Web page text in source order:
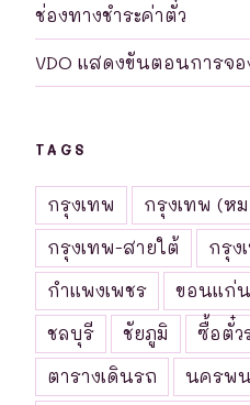
ช่องทางชำระค่าตั๋ว
VDO แสดงขันตอนการจอ
TAGS
กรุงเทพ
กรุงเทพ (ห
กรุงเทพ-สายใต้
กรุง
กำแพงเพชร
ขอนแก่น
ชลบุรี
ชัยภูมิ ซื้อตั๋ว
ตารางเดินรถ
นครพ